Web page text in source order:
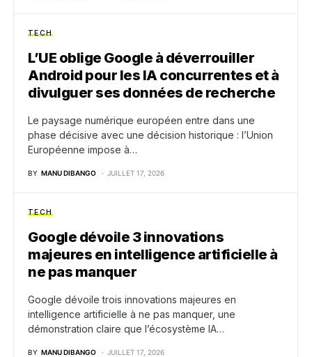
TECH
L’UE oblige Google à déverrouiller
Android pour les IA concurrentes et à
divulguer ses données de recherche
Le paysage numérique européen entre dans une
phase décisive avec une décision historique : l’Union
Européenne impose à…
BY MANU DIBANGO JUILLET 17, 2026
TECH
Google dévoile 3 innovations
majeures en intelligence artificielle à
ne pas manquer
Google dévoile trois innovations majeures en
intelligence artificielle à ne pas manquer, une
démonstration claire que l’écosystème IA…
BY MANU DIBANGO JUILLET 17, 2026